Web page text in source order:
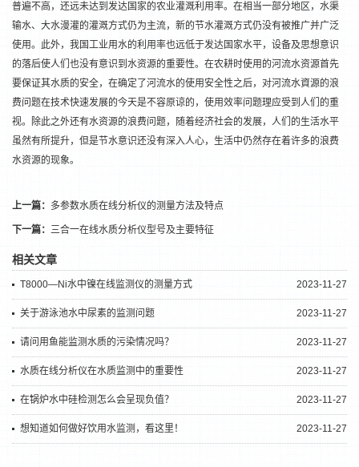
普遍不高，还远未达到发达国家的农业灌溉利用率。在相当一部分地区，水渠
输水、大水漫灌的灌溉方式仍为主流，新的节水灌溉方式仍没有被推广并广泛
使用。此外，我国工业用水的利用率也远低于发达国家水平，设备及思想意识
的落后使人们也没有意识到水资源的重要性。在农耕时使用的河流水资源首先
要保证其水质的安全，在确定了河流水的使用安全性之后，对河流水資源的浪
费问题在技术快速发展的今天是不容原谅的，使用效率问题理应受到人们的重
视。除此之外还有水资源的浪费问题，随着经济社会的发展，人们的生活水平
虽然有所提升，但是节水意识还没有深入人心，生活中仍然存在着许多的浪费
水资源的现象。
上一篇： 多参数水质在线分析仪的测量方法及特点
下一篇： 三合一在线水质分析仪型号及主要特征
相关文章
2023-11-27
T8000—Ni水中镍在线监测仪的测量方式
2023-11-27
关于游泳池水中尿素的监测问题
2023-11-27
请问用鱼能监测水质的污染情况吗？
2023-11-27
水质在线分析仪在水质监测中的重要性
2023-11-27
在锅炉水中硅检测怎么会呈现负值？
2023-11-27
想知道如何做好饮用水监测，看这里！